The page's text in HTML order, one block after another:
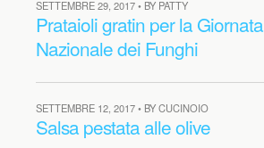
SETTEMBRE 29, 2017 • BY PATTY
Prataioli gratin per la Giornata
Nazionale dei Funghi
SETTEMBRE 12, 2017 • BY CUCINOIO
Salsa pestata alle olive